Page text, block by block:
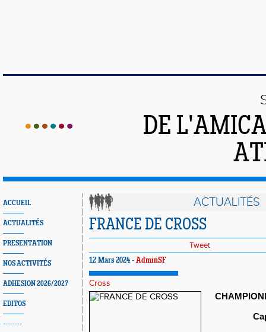
DE
ACCUEIL
ACTUALITÉS
PRESENTATION
NOS ACTIVITÉS
ADHESION 2026/2027
EDITOS
--------
ACTUALITÉS
FRANCE DE CROSS
Tweet
12 Mars 2024 - AdminSF
Cross